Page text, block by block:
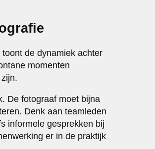
de dynamiek achter
momenten
De fotograaf moet bijna
Denk aan teamleden
informele gesprekken bij
er in de praktijk